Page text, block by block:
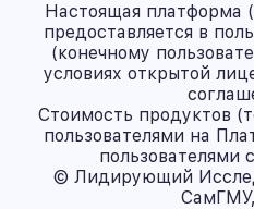
Настоящая платформа
предоставляется в
(конечному
условиях открытой
Стоимость продуктов
пользователями на
пользователями
© Лидирующий